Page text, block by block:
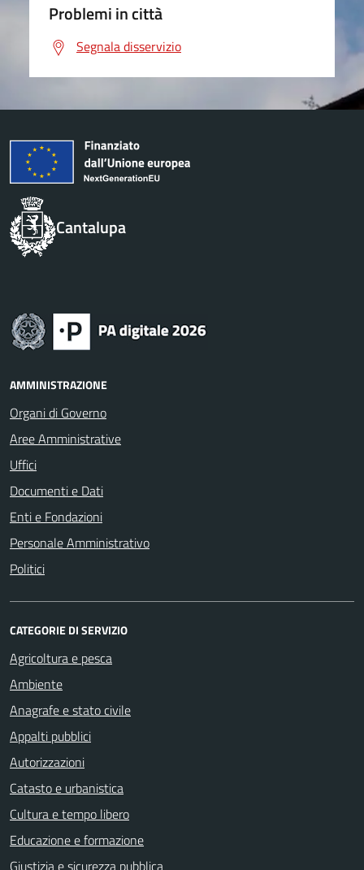
Problemi in città
Segnala disservizio
Cantalupa
AMMINISTRAZIONE
Organi di Governo
Aree Amministrative
Uffici
Documenti e Dati
Enti e Fondazioni
Personale Amministrativo
Politici
CATEGORIE DI SERVIZIO
Agricoltura e pesca
Ambiente
Anagrafe e stato civile
Appalti pubblici
Autorizzazioni
Catasto e urbanistica
Cultura e tempo libero
Educazione e formazione
Giustizia e sicurezza pubblica